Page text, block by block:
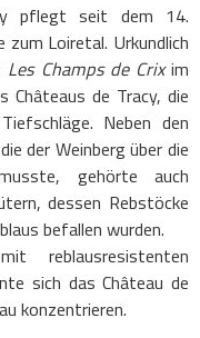
pflegt seit dem 14.
Loiretal. Urkundlich
Les Champs de Crixim
Châteaus de Tracy, die
Neben den
der Weinberg über die
gehörte auch
dessen Rebstöcke
befallen wurden.
reblausresistenten
sich das Château de
konzentrieren.